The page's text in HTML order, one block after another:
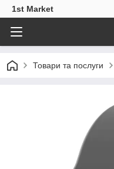
1st Market
Товари та послуги